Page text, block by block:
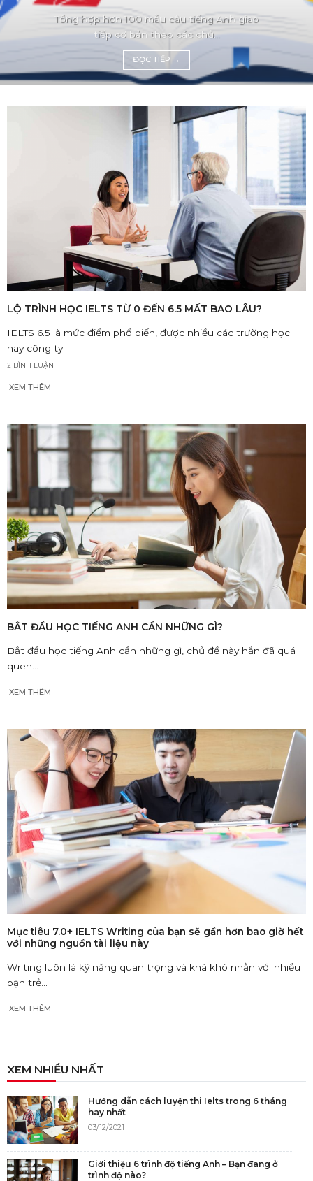
Tổng hợp hơn 100 mẫu câu tiếng Anh giao
tiếp cơ bản theo các chủ...
ĐỌC TIẾP →
LỘ TRÌNH HỌC IELTS TỪ 0 ĐẾN 6.5 MẤT BAO LÂU?
IELTS 6.5 là mức điểm phổ biến, được nhiều các trường học
hay công ty...
2 BÌNH LUẬN
XEM THÊM
BẮT ĐẦU HỌC TIẾNG ANH CẦN NHỮNG GÌ?
Bắt đầu học tiếng Anh cần những gì, chủ đề này hẳn đã quá
quen...
XEM THÊM
Mục tiêu 7.0+ IELTS Writing của bạn sẽ gần hơn bao giờ hết
với những nguồn tài liệu này
Writing luôn là kỹ năng quan trọng và khá khó nhằn với nhiều
bạn trẻ...
XEM THÊM
XEM NHIỀU NHẤT
Hướng dẫn cách luyện thi Ielts trong 6 tháng
hay nhất
03/12/2021
Giới thiệu 6 trình độ tiếng Anh – Bạn đang ở
trình độ nào?